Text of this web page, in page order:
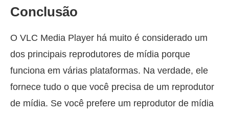
Conclusão
O VLC Media Player há muito é considerado um
dos principais reprodutores de mídia porque
funciona em várias plataformas. Na verdade, ele
fornece tudo o que você precisa de um reprodutor
de mídia. Se você prefere um reprodutor de mídia